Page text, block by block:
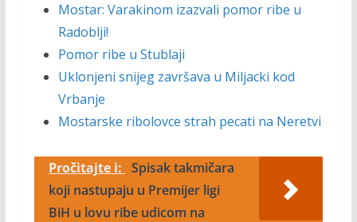
Mostar: Varakinom izazvali pomor ribe u
Radoblji!
Pomor ribe u Stublaji
Uklonjeni snijeg završava u Miljacki kod
Vrbanje
Mostarske ribolovce strah pecati na Neretvi
Pročitajte i: Spisak takmičara
koji nastupaju u Premijer ligi
BiH u lovu ribe udicom na